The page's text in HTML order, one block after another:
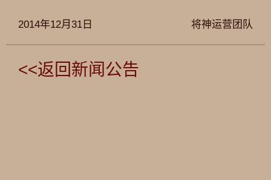
将神运营团队
2014年12月31日
<<返回新闻公告